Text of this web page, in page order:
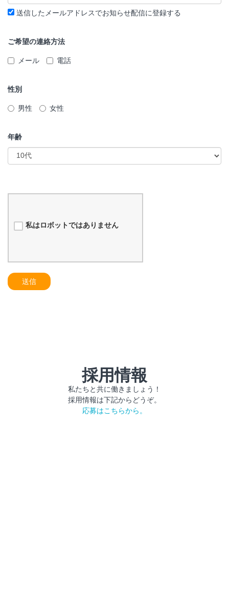
送信したメールアドレスでお知らせ配信に登録する
ご希望の連絡方法
メール 電話
性別
男性 女性
年齢
私はロボットではありません
送信
採用情報
私たちと共に働きましょう！
採用情報は下記からどうぞ。
応募はこちらから。